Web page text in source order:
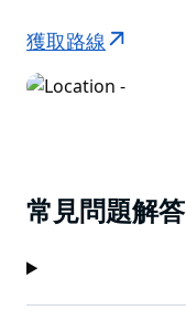
獲取路線
常見問題解答